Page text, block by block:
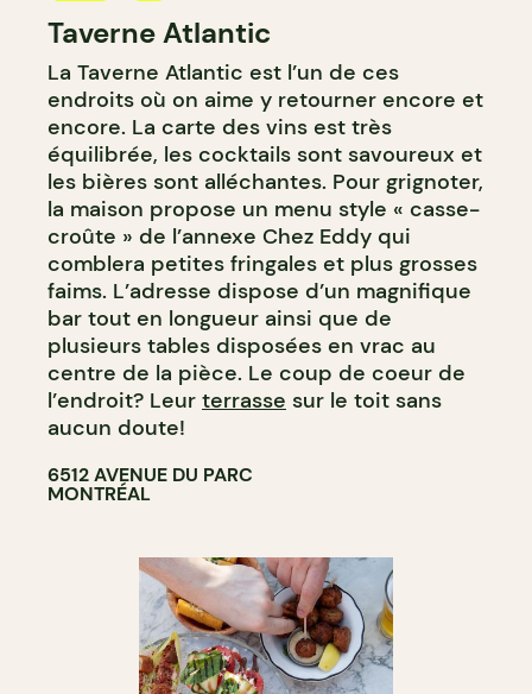
BAR À COCKTAIL
Taverne Atlantic
La Taverne Atlantic est l’un de ces
endroits où on aime y retourner encore et
encore. La carte des vins est très
équilibrée, les cocktails sont savoureux et
les bières sont alléchantes. Pour grignoter,
la maison propose un menu style « casse-
croûte » de l’annexe Chez Eddy qui
comblera petites fringales et plus grosses
faims. L’adresse dispose d’un magnifique
bar tout en longueur ainsi que de
plusieurs tables disposées en vrac au
centre de la pièce. Le coup de coeur de
l’endroit? Leur terrasse sur le toit sans
aucun doute!
6512 AVENUE DU PARC
MONTRÉAL